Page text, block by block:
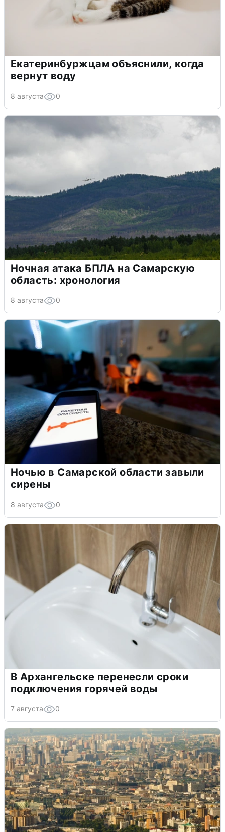
Екатеринбуржцам объяснили, когда
вернут воду
8 августа 0
Ночная атака БПЛА на Самарскую
область: хронология
8 августа 0
Ночью в Самарской области завыли
сирены
8 августа 0
В Архангельске перенесли сроки
подключения горячей воды
7 августа 0